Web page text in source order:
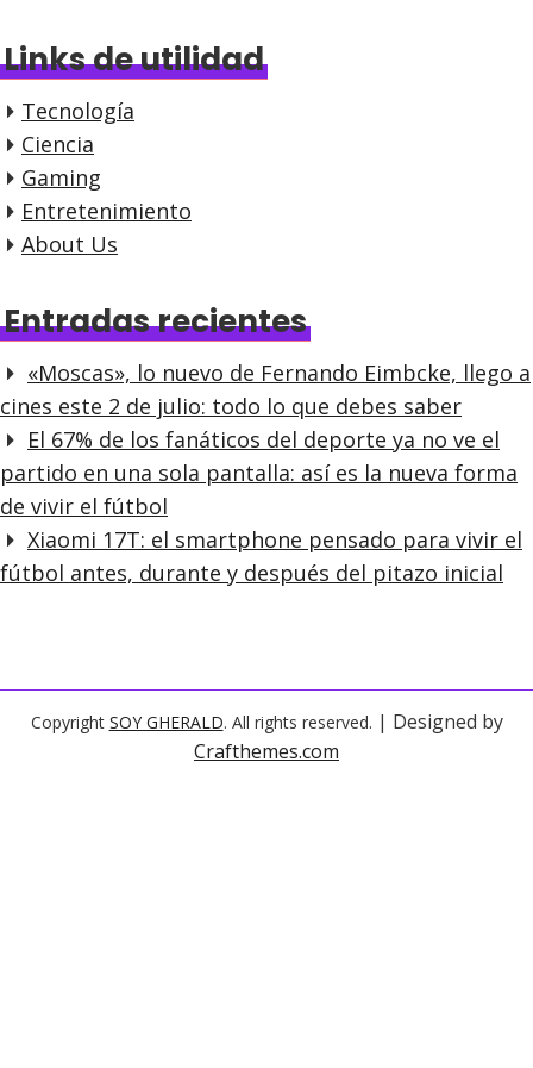
Links de utilidad
Tecnología
Ciencia
Gaming
Entretenimiento
About Us
Entradas recientes
«Moscas», lo nuevo de Fernando Eimbcke, llego a
cines este 2 de julio: todo lo que debes saber
El 67% de los fanáticos del deporte ya no ve el
partido en una sola pantalla: así es la nueva forma
de vivir el fútbol
Xiaomi 17T: el smartphone pensado para vivir el
fútbol antes, durante y después del pitazo inicial
Copyright SOY GHERALD. All rights reserved. | Designed by
Crafthemes.com